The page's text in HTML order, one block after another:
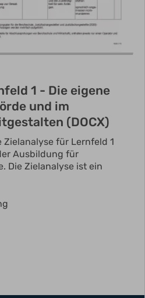
1 - Die eigene
und im
(DOCX)
Zielanalyse für Lernfeld 1
Ausbildung für
Die Zielanalyse ist ein